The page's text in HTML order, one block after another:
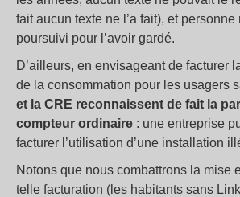
fait aucun texte ne l’a fait), et personne
poursuivi pour l’avoir gardé.
D’ailleurs, en envisageant de facturer
de la consommation pour les usagers
et la CRE reconnaissent de fait la
compteur ordinaire : une entreprise
facturer l’utilisation d’une installation
Notons que nous combattrons la mise
telle facturation (les habitants sans